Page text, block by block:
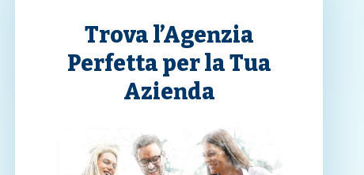
Trova l’Agenzia
Perfetta per la Tua
Azienda